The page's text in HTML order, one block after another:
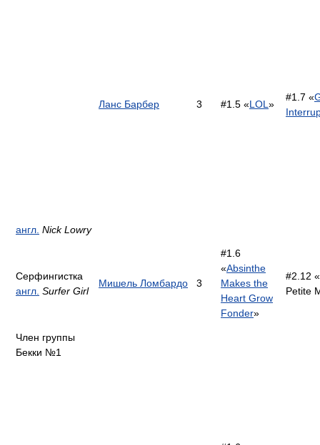
англ. Nick Lowry
Ланс Барбер 3 #1.5 «LOL »
#1.7 «
Серфингистка
англ. Surfer Girl
Мишель Ломбардо 3
#1.6
«Absinthe
Makes the
Heart Grow
Fonder»
#2.12
Petite
Член группы
Бекки №1